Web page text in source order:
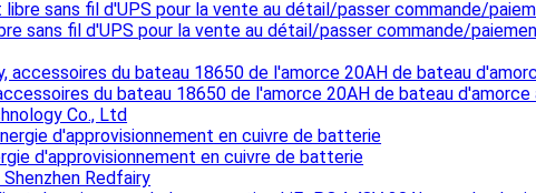
sans fil d'UPS pour la vente au détail/passer commande/
du bateau 18650 de l'amorce 20AH de bateau d'amorce
Co., Ltd
d'approvisionnement en cuivre de batterie
Redfairy